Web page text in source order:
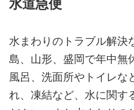
水道急便
水まわりのトラブル解決
島、山形、盛岡で年中無
風呂、洗面所やトイレな
れ、凍結など、水に関す